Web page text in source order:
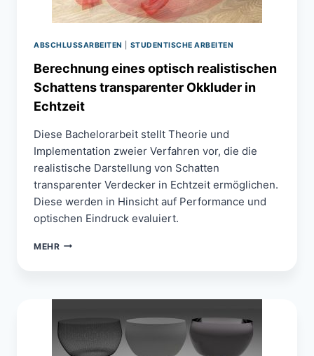
ABSCHLUSSARBEITEN STUDENTISCHE ARBEITEN
Berechnung eines optisch realistischen
Schattens transparenter Okkluder in
Echtzeit
Diese Bachelorarbeit stellt Theorie und
Implementation zweier Verfahren vor, die die
realistische Darstellung von Schatten
transparenter Verdecker in Echtzeit ermöglichen.
Diese werden in Hinsicht auf Performance und
optischen Eindruck evaluiert.
MEHRBERECHNUNG
OKKLUDER
IN
ECHTZEIT